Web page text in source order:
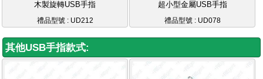
木製旋轉USB手指
禮品型號 : UD212
超小型金屬USB手指
禮品型號 : UD078
其他USB手指款式: